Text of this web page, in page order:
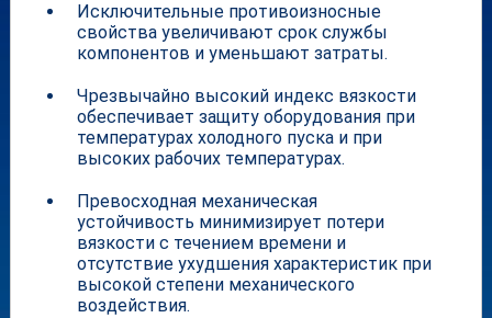
Исключительные противоизносные
свойства увеличивают срок службы
компонентов и уменьшают затраты.
Чрезвычайно высокий индекс вязкости
обеспечивает защиту оборудования при
температурах холодного пуска и при
высоких рабочих температурах.
Превосходная механическая
устойчивость минимизирует потери
вязкости с течением времени и
отсутствие ухудшения характеристик при
высокой степени механического
воздействия.